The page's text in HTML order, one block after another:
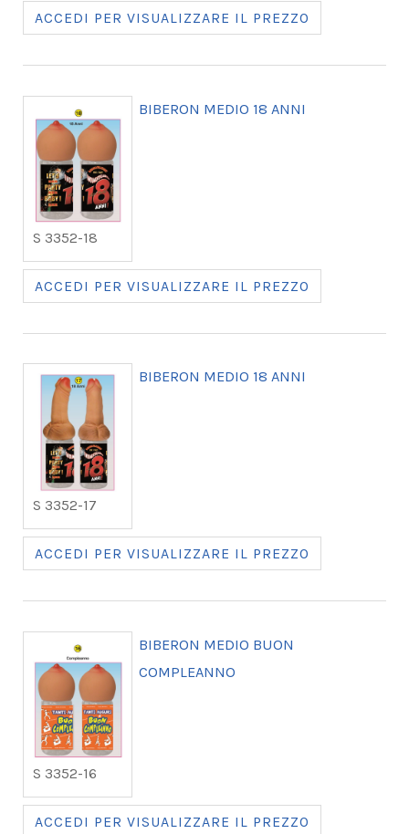
ACCEDI PER VISUALIZZARE IL PREZZO
S 3352-18
BIBERON MEDIO 18 ANNI
ACCEDI PER VISUALIZZARE IL PREZZO
S 3352-17
BIBERON MEDIO 18 ANNI
ACCEDI PER VISUALIZZARE IL PREZZO
S 3352-16
BIBERON MEDIO BUON
COMPLEANNO
ACCEDI PER VISUALIZZARE IL PREZZO